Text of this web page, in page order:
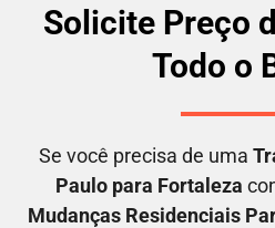
Solicite Preço
Todo o
Se você precisa de uma
Paulo para Fortaleza
Mudanças Residenciais